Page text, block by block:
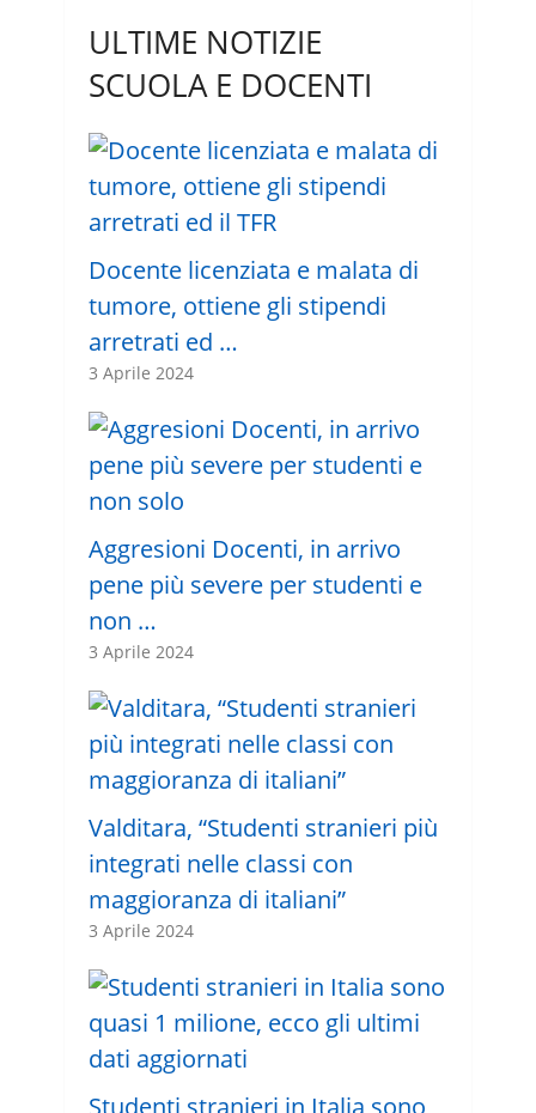
ULTIME NOTIZIE
SCUOLA E DOCENTI
Docente licenziata e malata di
tumore, ottiene gli stipendi
arretrati ed …
3 Aprile 2024
Aggresioni Docenti, in arrivo
pene più severe per studenti e
non …
3 Aprile 2024
Valditara, “Studenti stranieri più
integrati nelle classi con
maggioranza di italiani”
3 Aprile 2024
Studenti stranieri in Italia sono